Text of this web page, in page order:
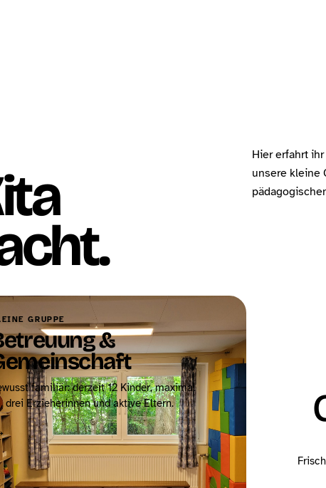
Hier erfahrt
unsere kleine
GRUPPE
&
familiär: derzeit 12 Kinder, maximal
drei Erzieherinnen und aktive Eltern.